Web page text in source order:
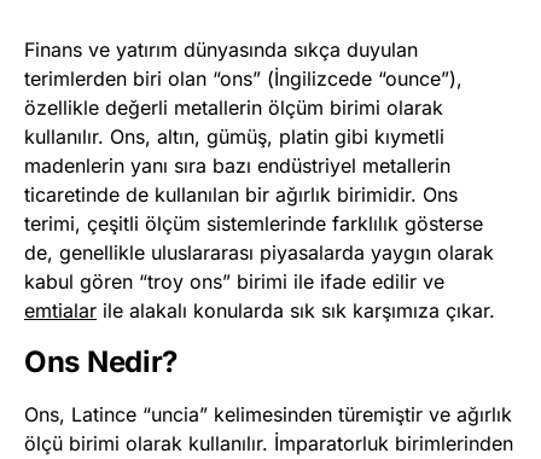
Finans ve yatırım dünyasında sıkça duyulan
terimlerden biri olan “ons” (İngilizcede “ounce”),
özellikle değerli metallerin ölçüm birimi olarak
kullanılır. Ons, altın, gümüş, platin gibi kıymetli
madenlerin yanı sıra bazı endüstriyel metallerin
ticaretinde de kullanılan bir ağırlık birimidir. Ons
terimi, çeşitli ölçüm sistemlerinde farklılık gösterse
de, genellikle uluslararası piyasalarda yaygın olarak
kabul gören “troy ons” birimi ile ifade edilir ve
emtialar ile alakalı konularda sık sık karşımıza çıkar.
Ons Nedir?
Ons, Latince “uncia” kelimesinden türemiştir ve ağırlık
ölçü birimi olarak kullanılır. İmparatorluk birimlerinden